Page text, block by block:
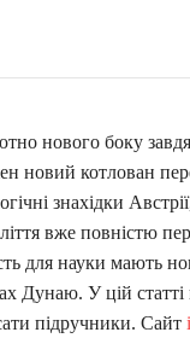
нового боку
новий котлован
знахідки
вже повністю
для науки мають
Дунаю. У цій
підручники. Сайт